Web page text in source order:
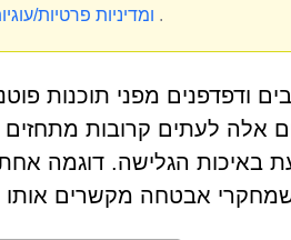
ומדיניות פרטיות/ .
אלה לעתים קרובות